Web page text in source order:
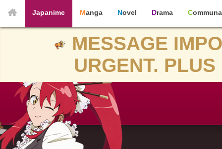
Japanime Manga Novel Drama
MESSAGE
URGENT.